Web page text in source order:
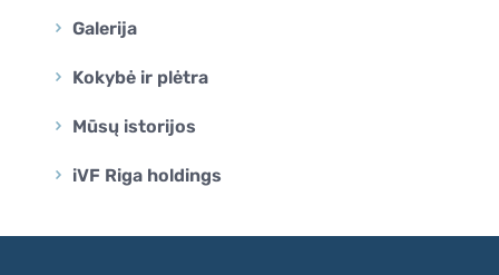
Galerija
Kokybė ir plėtra
Mūsų istorijos
iVF Riga holdings